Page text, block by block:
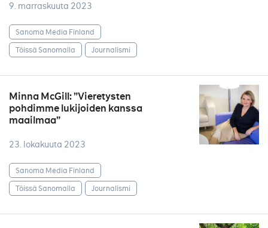
9. marraskuuta 2023
Sanoma Media Finland
Töissä Sanomalla
Journalismi
Minna McGill: ”Vieretysten
pohdimme lukijoiden kanssa
maailmaa”
23. lokakuuta 2023
Sanoma Media Finland
Töissä Sanomalla
Journalismi